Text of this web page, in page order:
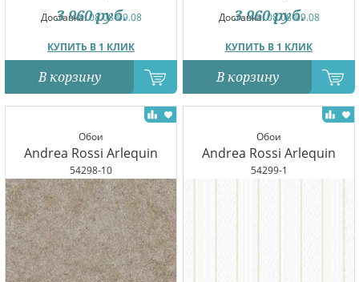
Доставка:08.08-09.08
КУПИТЬ В 1 КЛИК
3 960 руб.
В корзину
Доставка:08.08-09.08
КУПИТЬ В 1 КЛИК
3 960 руб.
В корзину
Обои
Andrea Rossi Arlequin
54298-10
Обои
Andrea Rossi Arlequin
54299-1